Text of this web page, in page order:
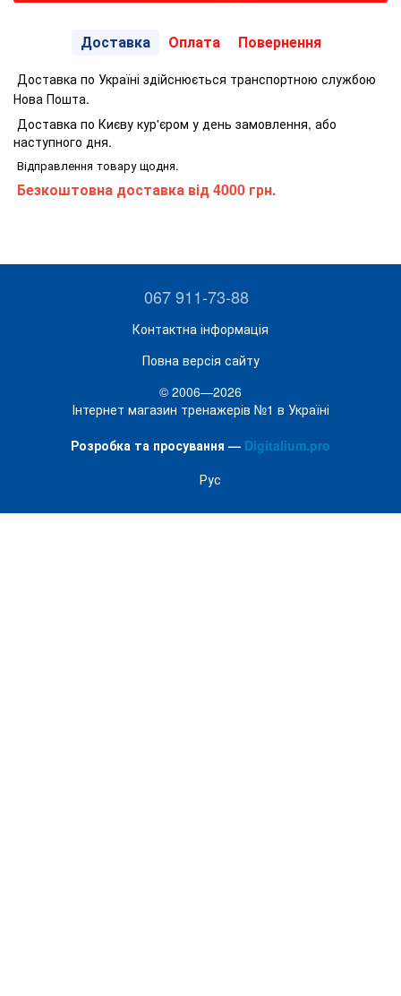
Доставка Оплата Повернення
Доставка по Україні здійснюється транспортною службою
Нова Пошта.
Доставка по Києву кур'єром у день замовлення, або
наступного дня.
Відправлення товару щодня.
Безкоштовна доставка від 4000 грн.
067 911-73-88
Контактна інформація
Повна версія сайту
© 2006—2026
Інтернет магазин тренажерів №1 в Україні
Розробка та просування — Digitalium.pro
Рус